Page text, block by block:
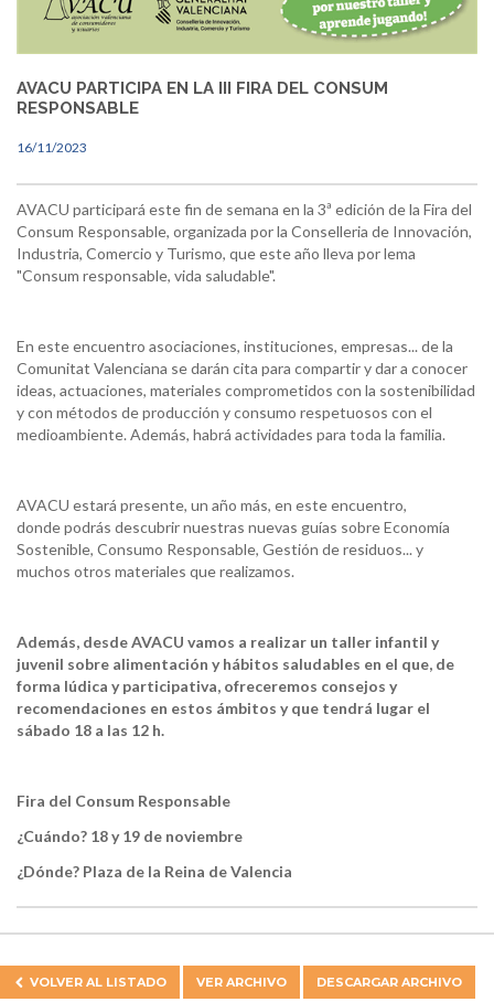
AVACU PARTICIPA EN LA III FIRA DEL CONSUM
RESPONSABLE
16/11/2023
AVACU participará este fin de semana en la 3ª edición de la Fira del
Consum Responsable, organizada por la Conselleria de Innovación,
Industria, Comercio y Turismo, que este año lleva por lema
"Consum responsable, vida saludable".
En este encuentro asociaciones, instituciones, empresas... de la
Comunitat Valenciana se darán cita para compartir y dar a conocer
ideas, actuaciones, materiales comprometidos con la sostenibilidad
y con métodos de producción y consumo respetuosos con el
medioambiente. Además, habrá actividades para toda la familia.
AVACU estará presente, un año más, en este encuentro,
donde podrás descubrir nuestras nuevas guías sobre Economía
Sostenible, Consumo Responsable, Gestión de residuos... y
muchos otros materiales que realizamos.
Además, desde AVACU vamos a realizar un taller infantil y
juvenil sobre alimentación y hábitos saludables en el que, de
forma lúdica y participativa, ofreceremos consejos y
recomendaciones en estos ámbitos y que tendrá lugar el
sábado 18 a las 12 h.
Fira del Consum Responsable
¿Cuándo? 18 y 19 de noviembre
¿Dónde? Plaza de la Reina de Valencia
VOLVER AL LISTADO VER ARCHIVO DESCARGAR ARCHIVO